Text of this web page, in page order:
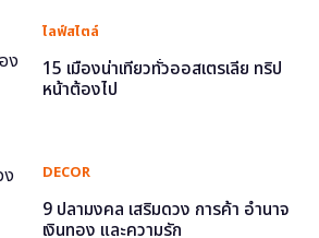
ไลฟ์สไตล์
15 เมืองน่าเที่ยวทั่วออสเตรเลีย ทริป
หน้าต้องไป
DECOR
9 ปลามงคล เสริมดวง การค้า อำนาจ
เงินทอง และความรัก